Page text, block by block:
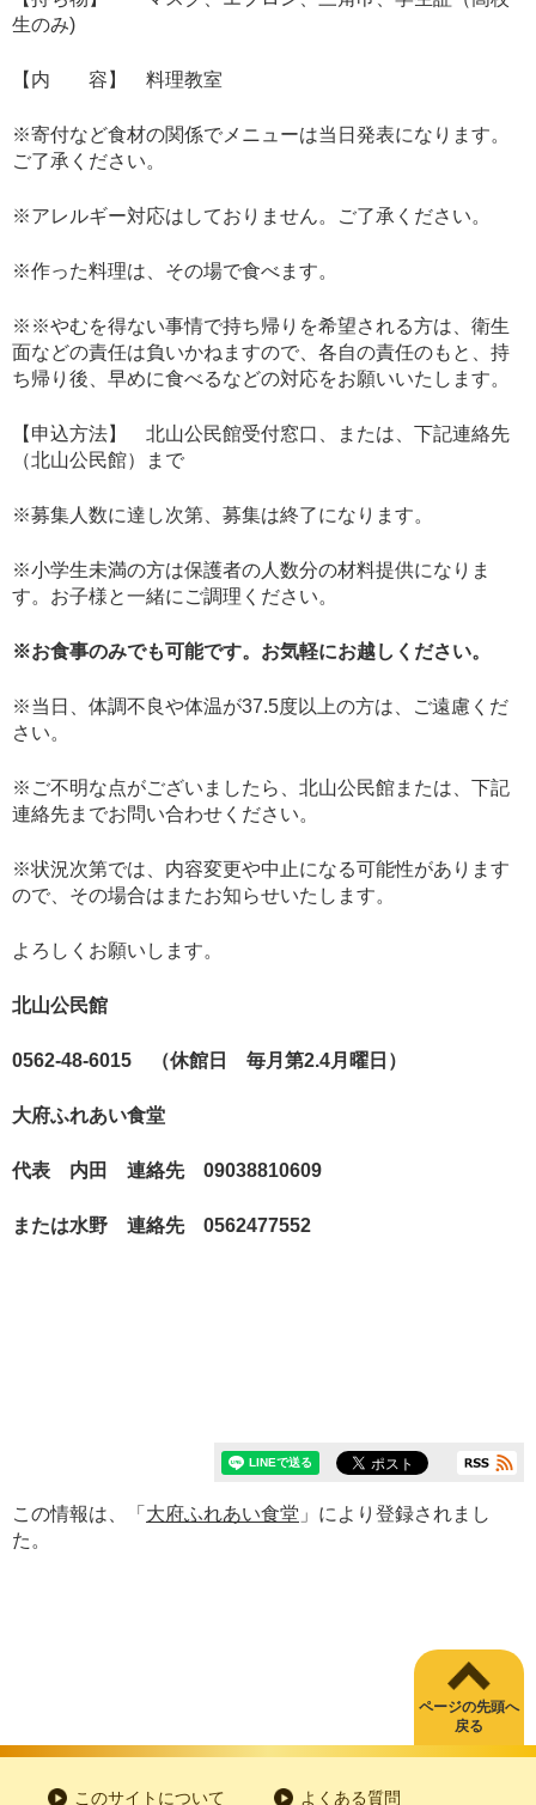
生のみ)
【内 容】 料理教室
※寄付など食材の関係でメニューは当日発表になります。
ご了承ください。
※アレルギー対応はしておりません。ご了承ください。
※作った料理は、その場で食べます。
※※やむを得ない事情で持ち帰りを希望される方は、衛生
面などの責任は負いかねますので、各自の責任のもと、持
ち帰り後、早めに食べるなどの対応をお願いいたします。
【申込方法】 北山公民館受付窓口、または、下記連絡先
（北山公民館）まで
※募集人数に達し次第、募集は終了になります。
※小学生未満の方は保護者の人数分の材料提供になりま
す。お子様と一緒にご調理ください。
※お食事のみでも可能です。お気軽にお越しください。
※当日、体調不良や体温が37.5度以上の方は、ご遠慮くだ
さい。
※ご不明な点がございましたら、北山公民館または、下記
連絡先までお問い合わせください。
※状況次第では、内容変更や中止になる可能性があります
ので、その場合はまたお知らせいたします。
よろしくお願いします。
北山公民館
0562-48-6015 （休館日 毎月第2.4月曜日）
大府ふれあい食堂
代表 内田 連絡先 09038810609
または水野 連絡先 0562477552
この情報は、「 大府ふれあい食堂 」により登録されまし
た。
ページの先頭へ
戻る
このサイトについて よくある質問